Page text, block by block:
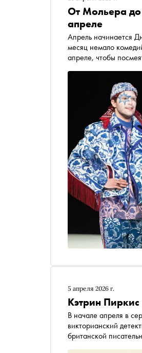
От Мольера до
апреле
Апрель начинается
месяц немало
апреле, чтобы
5 апреля 2026 г.
Кэтрин
В начале апреля в
викторианский
британской